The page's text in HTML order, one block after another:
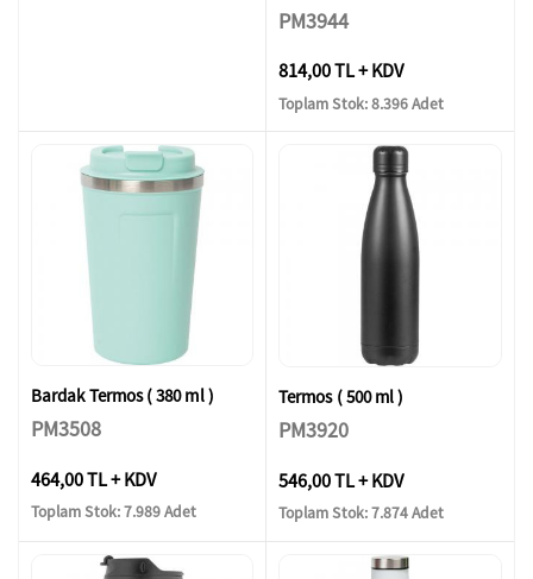
PM3944
814,00 TL + KDV
Toplam Stok: 8.396 Adet
Bardak Termos ( 380 ml )
PM3508
464,00 TL + KDV
Toplam Stok: 7.989 Adet
Termos ( 500 ml )
PM3920
546,00 TL + KDV
Toplam Stok: 7.874 Adet